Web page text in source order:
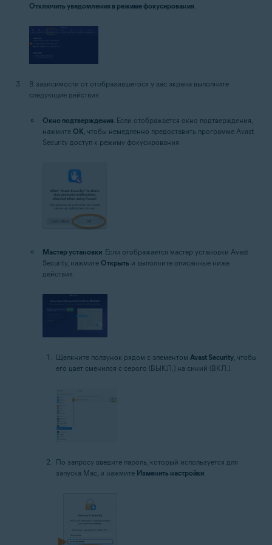
Отключить уведомления в режиме фокусирования
В зависимости от отобразившегося у вас экрана выполните
следующие действия.
Окно подтверждения. Если отображается окно подтверждения,
нажмите OK, чтобы немедленно предоставить программе Avast
Security доступ к режиму фокусирования.
Мастер установки . Если отображается мастер установки Avast
Security, нажмите Открыть и выполните описанные ниже
действия.
Щелкните ползунок рядом с элементом Avast Security, чтобы
его цвет сменился с серого (ВЫКЛ.) на синий (ВКЛ.).
По запросу введите пароль, который используется для
запуска Mac, и нажмите Изменить настройки.